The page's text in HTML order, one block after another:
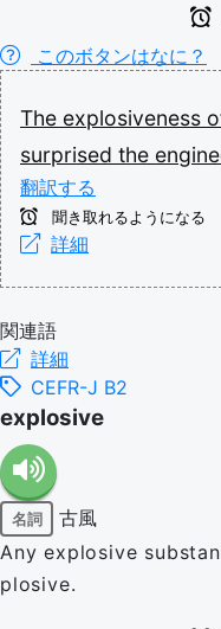
このボタンはなに？
The explosiveness
surprised the
翻訳する
聞き取れるようになる
詳細
関連語
詳細
CEFR-J B2
explosive
名詞
古風
Any explosive
plosive.